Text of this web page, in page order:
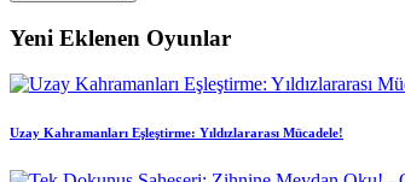
Yeni Eklenen Oyunlar
Uzay Kahramanları Eşleştirme: Yıldızlararası Mücadele!